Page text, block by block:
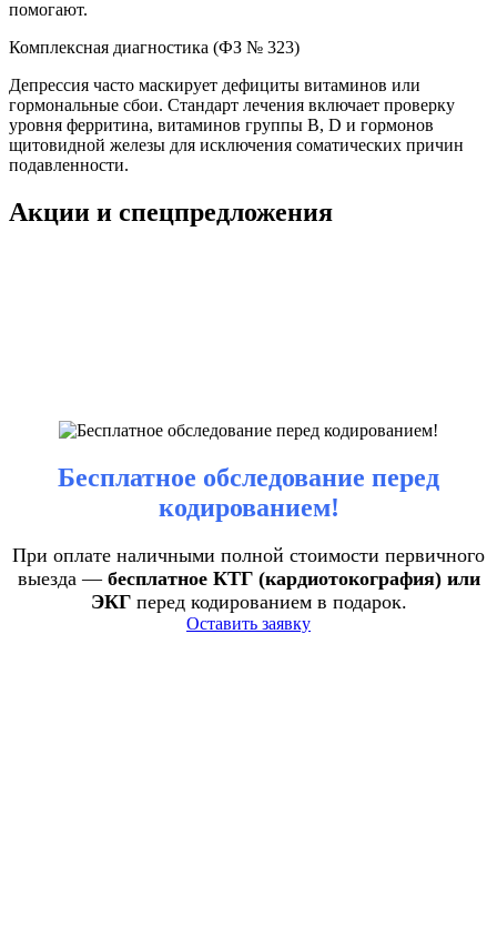
помогают.
Комплексная диагностика (ФЗ № 323)
Депрессия часто маскирует дефициты витаминов или
гормональные сбои. Стандарт лечения включает проверку
уровня ферритина, витаминов группы B, D и гормонов
щитовидной железы для исключения соматических причин
подавленности.
Акции и спецпредложения
Бесплатное обследование перед
кодированием!
При оплате наличными полной стоимости первичного
выезда — бесплатное КТГ (кардиотокография) или
ЭКГперед кодированием в подарок.
Оставить заявку